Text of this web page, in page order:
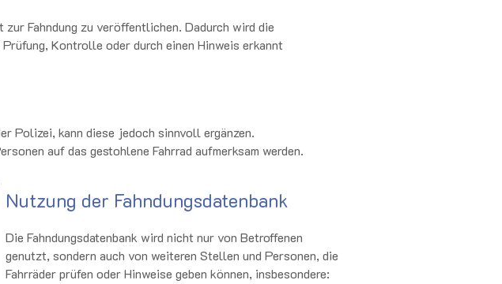
Fahndung zu veröffentlichen. Dadurch wird die
Kontrolle oder durch einen Hinweis erkannt
Polizei, kann diese jedoch sinnvoll ergänzen.
auf das gestohlene Fahrrad aufmerksam werden.
Nutzung der Fahndungsdatenbank
Die Fahndungsdatenbank wird nicht nur von Betroffenen
genutzt, sondern auch von weiteren Stellen und Personen, die
Fahrräder prüfen oder Hinweise geben können, insbesondere: